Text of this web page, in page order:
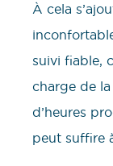
À cela
suivi fiable,
charge de
d’heures
peut suffire